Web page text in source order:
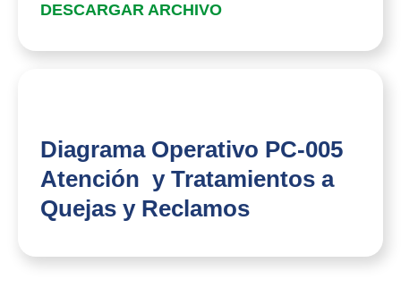
DESCARGAR ARCHIVO
Diagrama Operativo PC-005
Atención y Tratamientos a
Quejas y Reclamos